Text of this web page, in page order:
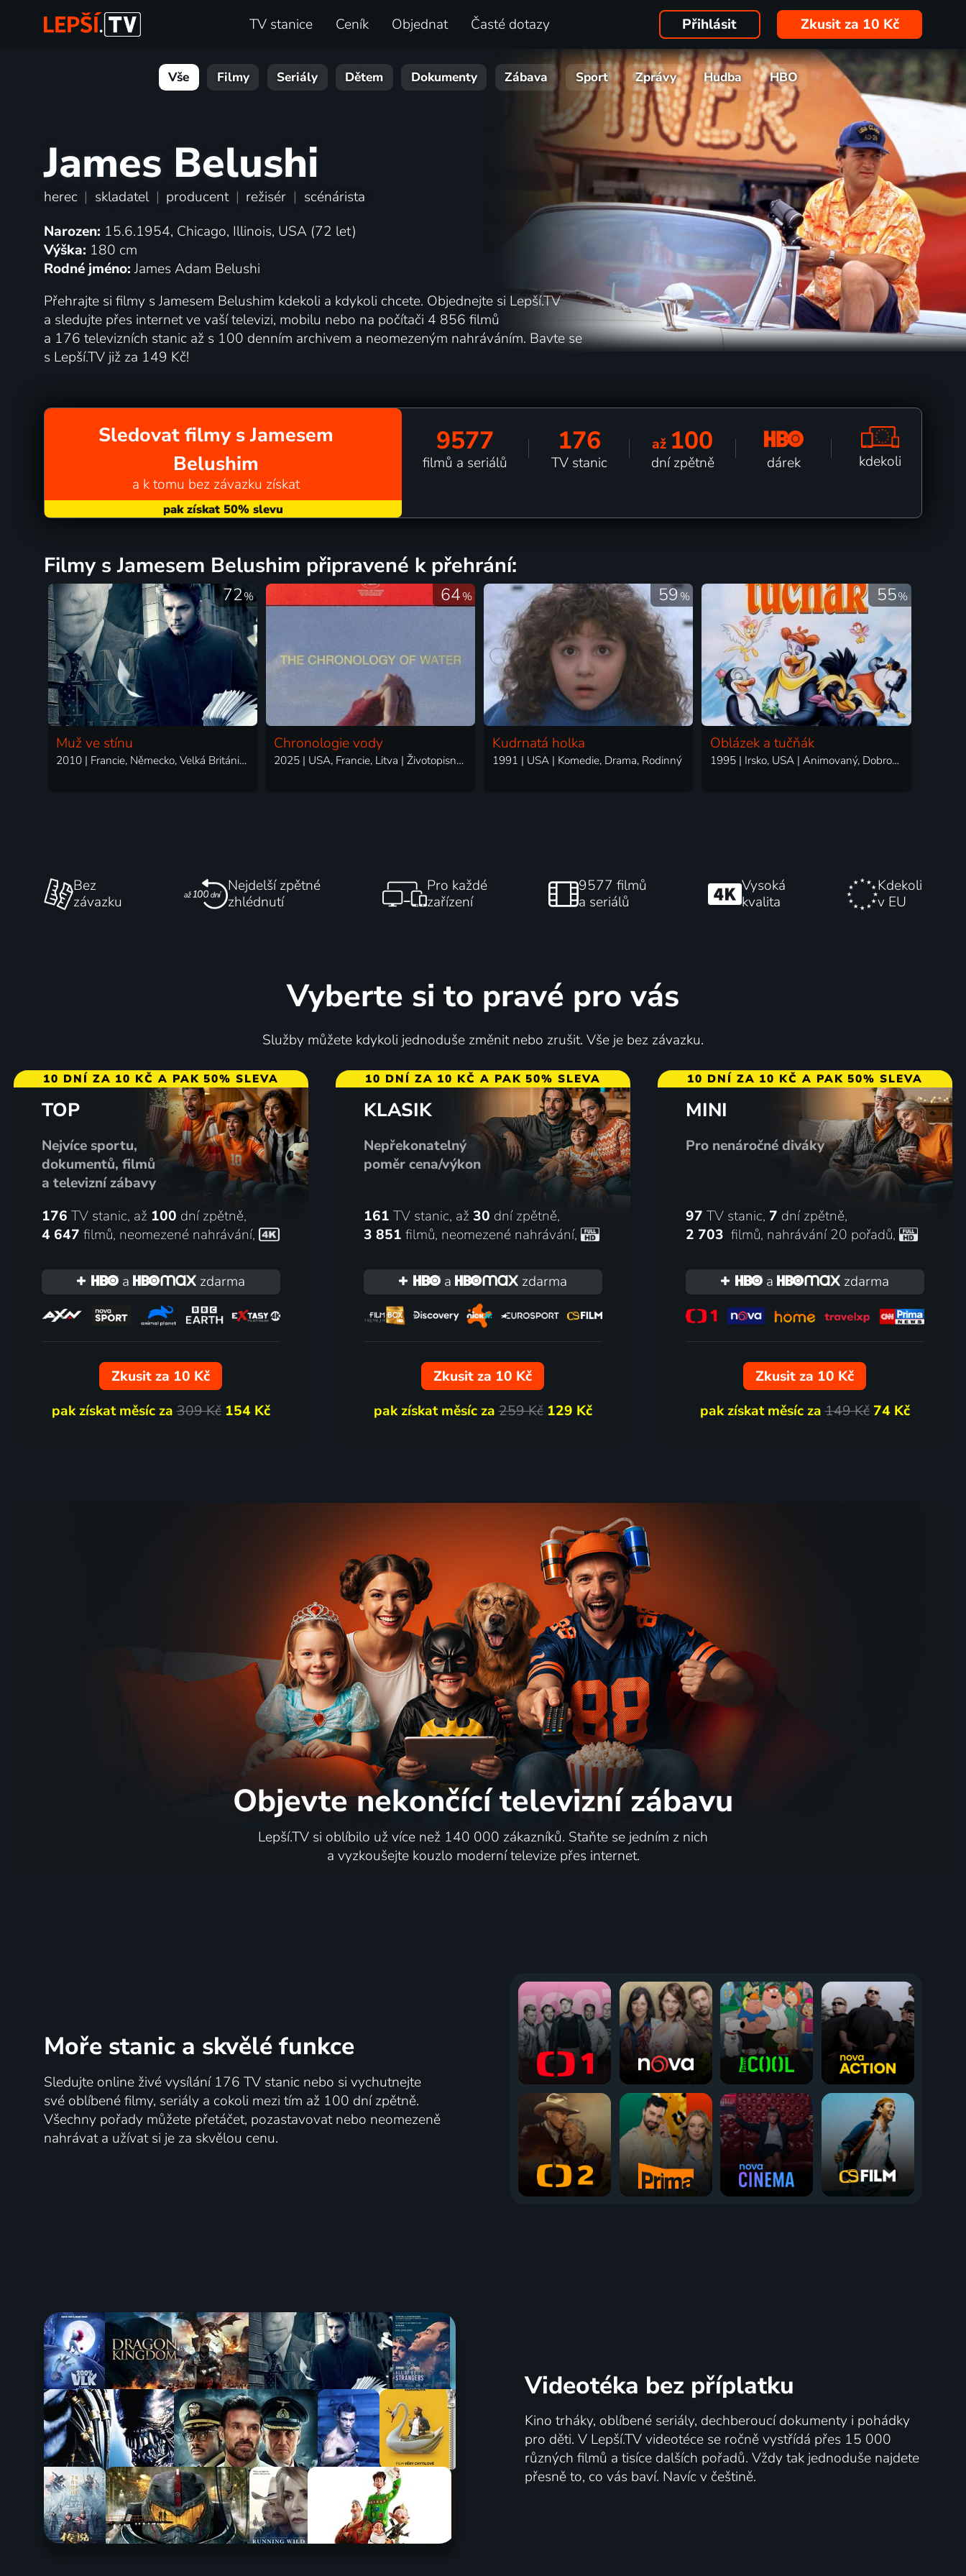
TV stanice Ceník Objednat Časté dotazy Přihlásit Zkusit za 10 Kč
Vše Filmy Seriály Dětem Dokumenty Zábava Sport Zprávy Hudba HBO
James Belushi
herec | skladatel | producent | režisér | scénárista
Narozen: 15.6.1954, Chicago, Illinois, USA (72 let)
Výška: 180 cm
Rodné jméno:James Adam Belushi
Přehrajte si filmy s Jamesem Belushim kdekoli a kdykoli chcete. Objednejte si Lepší.TV
a sledujte přes internet ve vaší televizi, mobilu nebo na počítači 4 856 filmů
a 176 televizních stanic až s 100 denním archivem a neomezeným nahráváním. Bavte se
s Lepší.TV již za 149 Kč!
Sledovat filmy s Jamesem
Belushim
a k tomu bez závazku získat
9577
filmů a seriálů
176
TV stanic
až 100
dní zpětně dárek kdekoli
filmy s Jamesem Belushim připravené k přehrání:
72%
Muž ve stínu
2010 | Francie, Německo, Velká Británie | Thriller, Drama, Krimi, Mysteriózní
64%
Chronologie vody
2025 | USA, Francie, Litva | Životopisný, Drama, Romantický
59%
Kudrnatá holka
1991 | USA | Komedie, Drama, Rodinný
55%
Oblázek a tučňák
1995 | Irsko, USA | Animovaný, Dobrodružný, Komedie, Muzikály, Rodinný
Bez
závazku
Nejdelší zpětné
zhlédnutí
Pro každé
zařízení
9577 filmů
a seriálů
Vysoká
kvalita
Kdekoli
v EU
Vyberte si to pravé pro vás
Služby můžete kdykoli jednoduše změnit nebo zrušit. Vše je bez závazku.
10 DNÍ ZA 10 KČ A PAK 50% SLEVA
TOP
Nejvíce sportu,
dokumentů, filmů
a televizní zábavy
176 TV stanic, až 100 dní zpětně,
4 647 filmů, neomezené nahrávání,
a zdarma
Zkusit za 10 Kč
pak získat měsíc za309 Kč 154 Kč
10 DNÍ ZA 10 KČ A PAK 50% SLEVA
KLASIK
Nepřekonatelný
poměr cena/výkon
161 TV stanic, až 30 dní zpětně,
3 851 filmů, neomezené nahrávání,
a zdarma
Zkusit za 10 Kč
pak získat měsíc za259 Kč 129 Kč
10 DNÍ ZA 10 KČ A PAK 50% SLEVA
MINI
Pro nenáročné diváky
97 TV stanic, 7 dní zpětně,
2 703 filmů, nahrávání 20 pořadů,
a zdarma
Zkusit za 10 Kč
pak získat měsíc za149 Kč 74 Kč
Objevte nekončící televizní zábavu
Lepší.TV si oblíbilo už více než 140 000 zákazníků. Staňte se jedním z nich
a vyzkoušejte kouzlo moderní televize přes internet.
Moře stanic a skvělé funkce
Sledujte online živé vysílání 176 TV stanic nebo si vychutnejte
své oblíbené filmy, seriály a cokoli mezi tím až 100 dní zpětně.
Všechny pořady můžete přetáčet, pozastavovat nebo neomezeně
nahrávat a užívat si je za skvělou cenu.
Videotéka bez příplatku
Kino trháky, oblíbené seriály, dechberoucí dokumenty i pohádky
pro děti. V Lepší.TV videotéce se ročně vystřídá přes 15 000
různých filmů a tisíce dalších pořadů. Vždy tak jednoduše najdete
přesně to, co vás baví. Navíc v češtině.